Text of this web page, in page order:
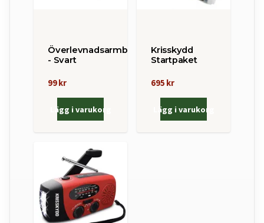
Överlevnadsarmband
- Svart
99 kr
Lägg i varukorg
Krisskydd
Startpaket
695 kr
Lägg i varukorg